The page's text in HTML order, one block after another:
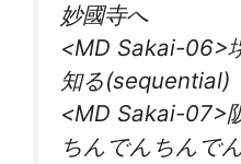
妙國寺へ
<MD Sakai-06>
知る(sequential)
<MD Sakai-07>
ちんでんちんで